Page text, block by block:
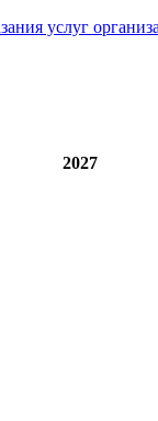
2027